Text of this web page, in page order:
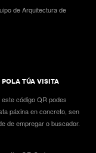
de Arquitectura de
POLA TÚA VISITA
este código QR podes
páxina en concreto, sen
de empregar o buscador.